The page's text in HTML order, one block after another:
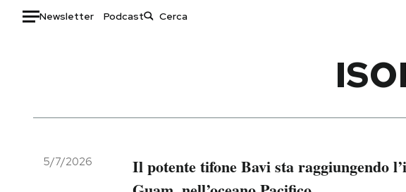
Newsletter Podcast
Italia
Politica
Moda
5/7/2026
Il potente tifone Bavi sta raggiungendo